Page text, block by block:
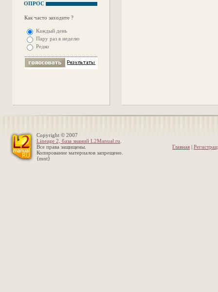
ОПРОС
Как часто заходите ?
Каждый день
Пару раз в неделю
Редко
Copyright © 2007
Lineage 2, база знаний L2Manual.ru
Все права защищены.
Копирование материалов запрещено.
{mnt}
Главная |